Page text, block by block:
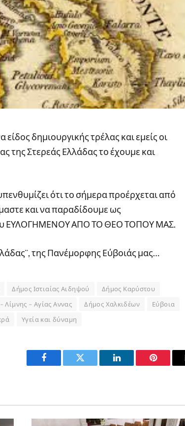
δημιουργικής τρέλας και εμείς οι
της Στερεάς Ελλάδας το έχουμε και
ότι το σήμερα προέρχεται από
και να παραδίδουμε ως
ΕΥΛΟΓΗΜΕΝΟΥ ΑΠΟ ΤΟ ΘΕΟ ΤΟΠΟΥ ΜΑΣ.
της Πανέμορφης Εύβοιάς μας…
Δήμος Ιστιαίας Αιδηψού
Δήμος Καρύστου
– Αγίας Αννας Δήμος Χαλκιδέων
Εύβοια
Υγεία και δύναμη
Facebook Twitter LinkedIn Pinterest